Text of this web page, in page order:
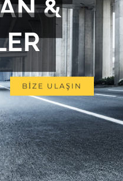
&
BİZE ULAŞIN